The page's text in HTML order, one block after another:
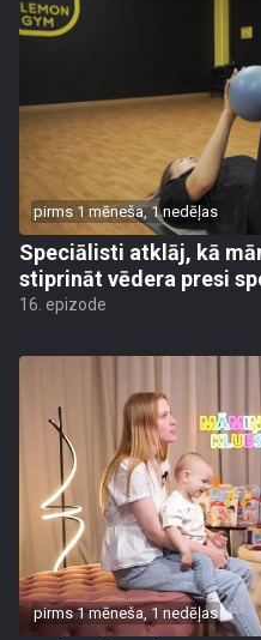
pirms 1 mēneša, 1 nedēļas
Speciālisti atklāj, kā
stiprināt vēdera presi
16. epizode
pirms 1 mēneša, 1 nedēļas